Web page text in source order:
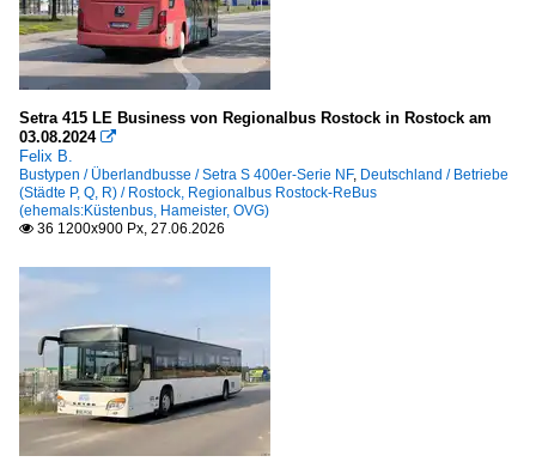
Setra 415 LE Business von Regionalbus Rostock in Rostock am
03.08.2024 
Felix B.
Bustypen / Überlandbusse / Setra S 400er-Serie NF, Deutschland / Betriebe
(Städte P, Q, R) / Rostock, Regionalbus Rostock-ReBus
(ehemals:Küstenbus, Hameister, OVG)
 36 1200x900 Px, 27.06.2026